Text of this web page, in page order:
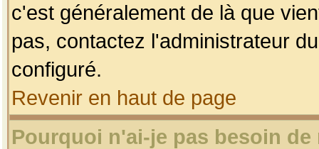
c'est généralement de là que
pas, contactez l'administrateur
configuré.
Revenir en haut de page
Pourquoi n'ai-je pas besoin